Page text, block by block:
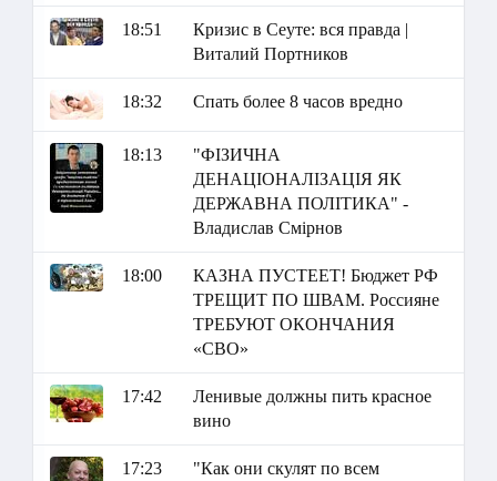
18:51
Кризис в Сеуте: вся правда |
Виталий Портников
18:32 Спать более 8 часов вредно
18:13
"ФІЗИЧНА
ДЕНАЦІОНАЛІЗАЦІЯ ЯК
ДЕРЖАВНА ПОЛІТИКА" -
Владислав Смірнов
18:00
КАЗНА ПУСТЕЕТ! Бюджет РФ
ТРЕЩИТ ПО ШВАМ. Россияне
ТРЕБУЮТ ОКОНЧАНИЯ
«СВО»
17:42
Ленивые должны пить красное
вино
17:23
"Как они скулят по всем